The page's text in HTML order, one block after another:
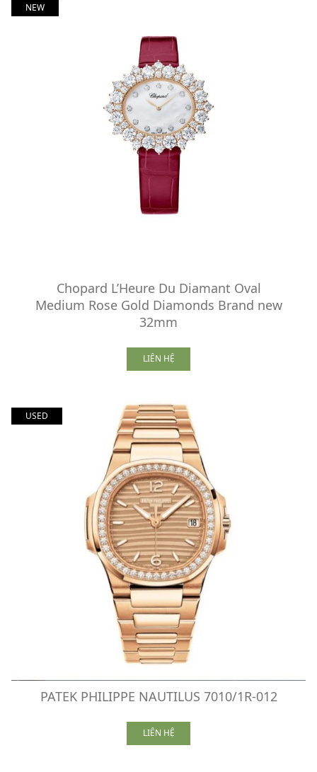
NEW
Chopard L’Heure Du Diamant Oval
Medium Rose Gold Diamonds Brand new
32mm
LIÊN HỆ
USED
PATEK PHILIPPE NAUTILUS 7010/1R-012
LIÊN HỆ